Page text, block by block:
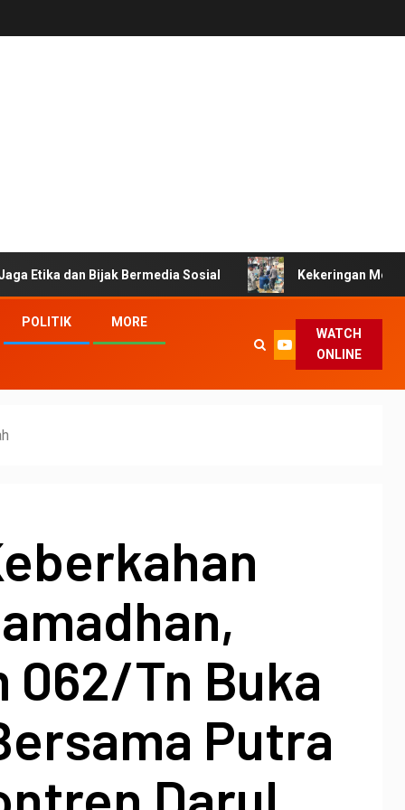
Bijak Bermedia Sosial Kekeringan Melanda
POLITIK
MORE
WATCH
ONLINE
062/Tn Buka
Putra